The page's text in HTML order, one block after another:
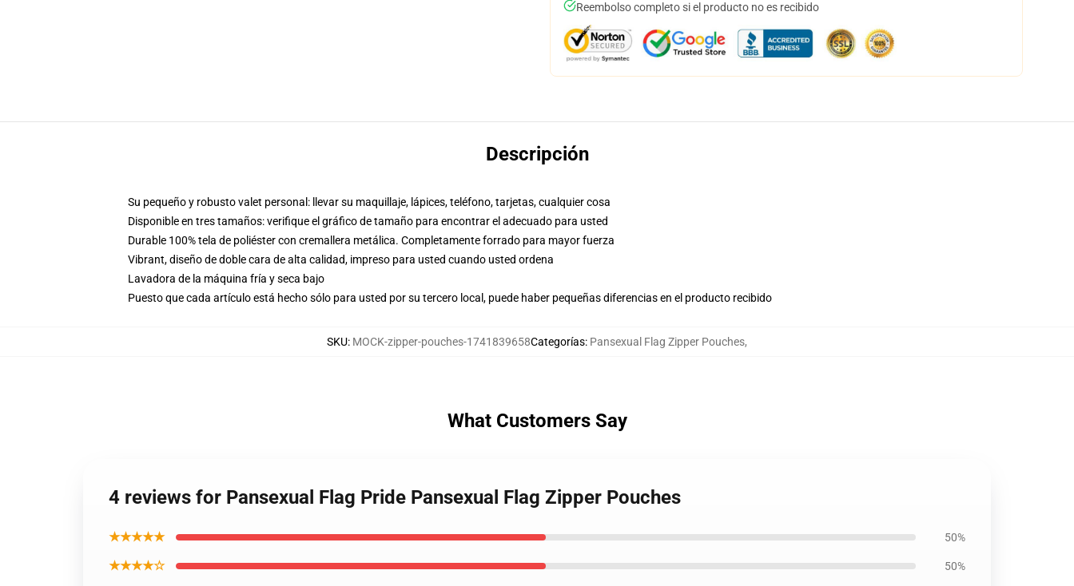
Reembolso completo si el producto no es recibido
Descripción
Su pequeño y robusto valet personal: llevar su maquillaje, lápices, teléfono, tarjetas, cualquier cosa
Disponible en tres tamaños: verifique el gráfico de tamaño para encontrar el adecuado para usted
Durable 100% tela de poliéster con cremallera metálica. Completamente forrado para mayor fuerza
Vibrant, diseño de doble cara de alta calidad, impreso para usted cuando usted ordena
Lavadora de la máquina fría y seca bajo
Puesto que cada artículo está hecho sólo para usted por su tercero local, puede haber pequeñas diferencias en el producto recibido
SKU: MOCK-zipper-pouches-1741839658Categorías: Pansexual Flag Zipper Pouches,
What Customers Say
4 reviews for Pansexual Flag Pride Pansexual Flag Zipper Pouches
★★★★★ 50%
★★★★☆ 50%